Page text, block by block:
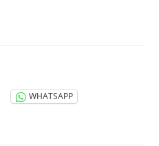
WHATSAPP